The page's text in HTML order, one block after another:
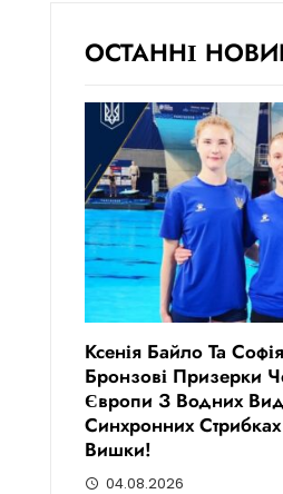
ОСТАННІ
Ксенія Байло Та
Бронзові Призерки
Європи З Водних
Синхронних
Вишки!
04.08.2026